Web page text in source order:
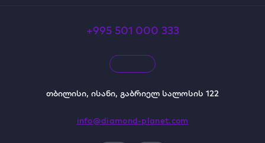
+995 501 000 333
თბილისი, ისანი, გაბრიელ სალოსის 122
info@diamond-planet.com